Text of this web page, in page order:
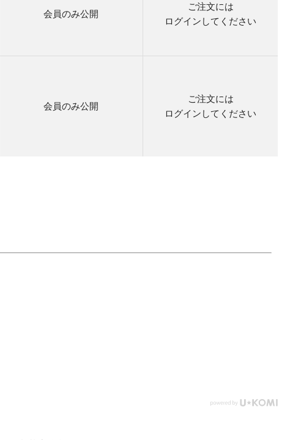
会員のみ公開
ご注文には
ログイン してください
会員のみ公開
ご注文には
ログイン してください